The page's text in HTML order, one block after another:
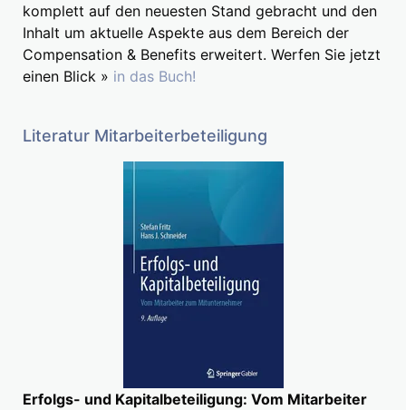
komplett auf den neuesten Stand gebracht und den
Inhalt um aktuelle Aspekte aus dem Bereich der
Compensation & Benefits erweitert. Werfen Sie jetzt
einen Blick » in das Buch!
Literatur Mitarbeiterbeteiligung
Erfolgs- und Kapitalbeteiligung: Vom Mitarbeiter